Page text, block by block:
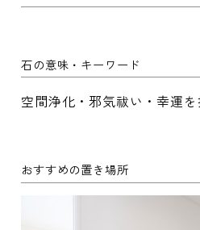
石の意味・キーワード
空間浄化・邪気祓い・幸運
おすすめの置き場所